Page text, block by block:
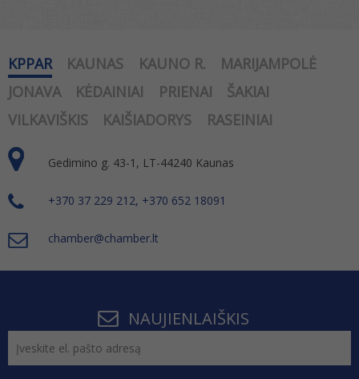
KPPAR KAUNAS KAUNO R.
MARIJAMPOLĖ
JONAVA
KĖDAINIAI PRIENAI
ŠAKIAI
VILKAVIŠKIS
KAIŠIADORYS RASEINIAI
Gedimino g. 43-1, LT-44240 Kaunas
+370 37 229 212, +370 652 18091
chamber@chamber.lt
NAUJIENLAIŠKIS